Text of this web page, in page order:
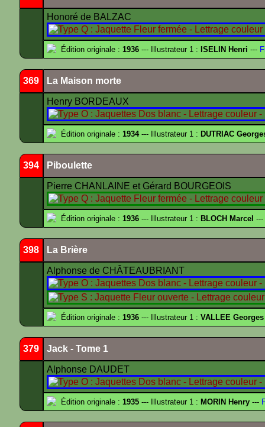
Honoré de BALZAC
Édition originale : 1936 --- Illustrateur 1 : ISELIN Henri ---
369 La Maison morte
Henry BORDEAUX
Édition originale : 1934--- Illustrateur 1 : DUTRIAC
394 Piboulette
Pierre CHANLAINE et Gérard BOURGEOIS
Édition originale : 1936 --- Illustrateur 1 : BLOCH Marcel ---
398 La Brière
Alphonse de CHÂTEAUBRIANT
Édition originale : 1936 --- Illustrateur 1 : VALLEE Georges
379 Jack - Tome 1
Alphonse DAUDET
Édition originale : 1935 --- Illustrateur 1 : MORIN Henry ---